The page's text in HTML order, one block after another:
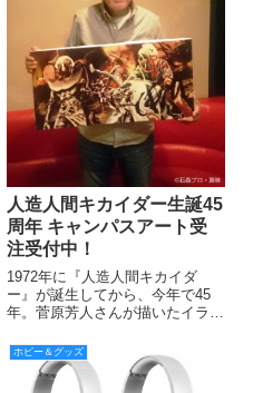
人造人間キカイダー生誕45
周年 キャンパスアート受
注受付中！
1972年に『人造人間キカイダ
ー』が誕生してから、今年で45
年。菅原芳人さんが描いたイラス
サインが入ったキャンバスアート
が東映ヒーローネットにて受注受
付中だ！
ホビー＆グッズ